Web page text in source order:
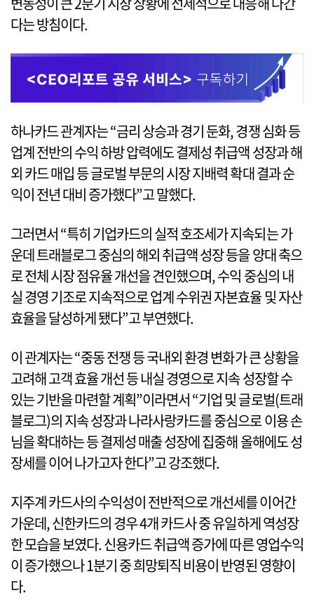
다는 방침이다.
하나카드 관계자는 “금리 상승과 경기 둔화, 경쟁 심화 등
업계 전반의 수익 하방 압력에도 결제성 취급액 성장과 해
외 카드 매입 등 글로벌 부문의 시장 지배력 확대 결과 순
익이 전년 대비 증가했다”고 말했다.
그러면서 “특히 기업카드의 실적 호조세가 지속되는 가
운데 트래블로그 중심의 해외 취급액 성장 등을 양대 축으
로 전체 시장 점유율 개선을 견인했으며, 수익 중심의 내
실 경영 기조로 지속적으로 업계 수위권 자본효율 및 자산
효율을 달성하게 됐다”고 부연했다.
이 관계자는 “중동 전쟁 등 국내외 환경 변화가 큰 상황을
고려해 고객 효율 개선 등 내실 경영으로 지속 성장할 수
있는 기반을 마련할 계획”이라면서 “기업 및 글로벌(트래
블로그)의 지속 성장과 나라사랑카드를 중심으로 이용 손
님을 확대하는 등 결제성 매출 성장에 집중해 올해에도 성
장세를 이어 나가고자 한다”고 강조했다.
지주계 카드사의 수익성이 전반적으로 개선세를 이어간
가운데, 신한카드의 경우 4개 카드사 중 유일하게 역성장
한 모습을 보였다. 신용카드 취급액 증가에 따른 영업수익
이 증가했으나 1분기 중 희망퇴직 비용이 반영된 영향이
다.